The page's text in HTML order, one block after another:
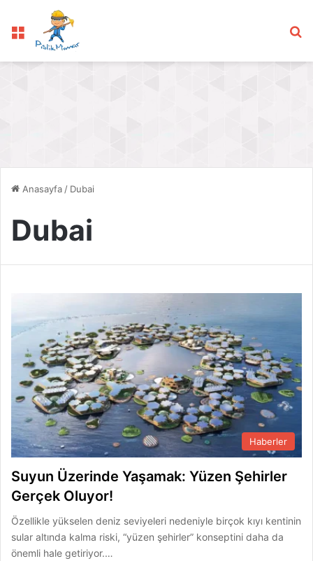
Menü
Anasayfa / Dubai
Dubai
Haberler
Suyun Üzerinde Yaşamak: Yüzen Şehirler
Gerçek Oluyor!
Özellikle yükselen deniz seviyeleri nedeniyle birçok kıyı kentinin
sular altında kalma riski, “yüzen şehirler” konseptini daha da
önemli hale getiriyor.…